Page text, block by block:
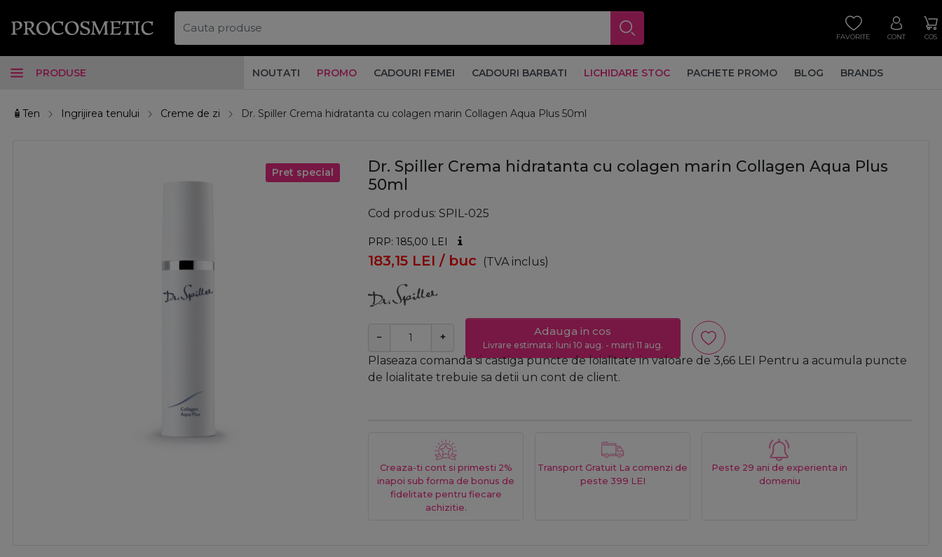
FAVORITE CONT COS
PRODUSE NOUTATI PROMO CADOURI FEMEI CADOURI BARBATI LICHIDARE STOC PACHETE PROMO BLOG BRANDS
🧴Ten Ingrijirea tenului Creme de zi Dr. Spiller Crema hidratanta cu colagen marin Collagen Aqua Plus 50ml
Pret special
Dr. Spiller Crema hidratanta cu colagen marin Collagen Aqua Plus
50ml
Cod produs SPIL-025
PRP: 185,00 LEI
183,15 LEI / buc (TVA inclus)
− + Adauga in cos
Livrare estimata: luni 10 aug. - marți 11 aug.
Plaseaza comanda si castiga puncte de loialitate in valoare de 3,66 LEI Pentru a acumula puncte
de loialitate trebuie sa detii un cont de client.
Creaza-ti cont si primesti 2%
inapoi sub forma de bonus de
fidelitate pentru fiecare
achizitie.
Transport Gratuit La comenzi de
peste 399 LEI
Peste 29 ani de experienta in
domeniu